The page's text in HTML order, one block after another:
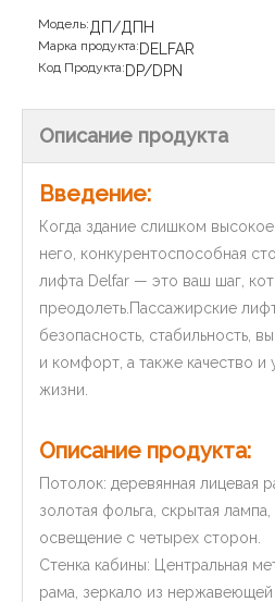
Модель: ДП/ДПН
Марка продукта: DELFAR
Код Продукта: DP/DPN
Описание продукта
Введение:
Когда здание слишком
него, конкурентоспособная
лифта Delfar — это ваш шаг,
преодолеть.Пассажирские
безопасность, стабильность,
и комфорт, а также качество и
жизни.
Описание продукта:
Потолок: деревянная лицевая
золотая фольга, скрытая
освещение с четырех сторон.
Стенка кабины: Центральная
рама, зеркало из нержавеющей